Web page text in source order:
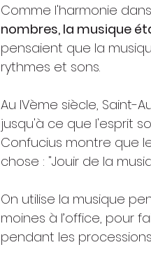
Comme l'harmonie
nombres, la musique
pensaient que la
rythmes et sons.
Au IVème siècle, Saint-
jusqu'à ce que l'esprit
Confucius montre que
chose : "Jouir de la
On utilise la musique
moines à l’office, pour
pendant les